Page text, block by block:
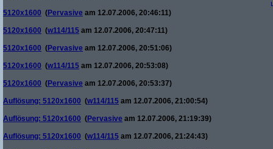
5120x1600 (Pervasive am 12.07.2006, 20:46:11)
5120x1600 (w114/115 am 12.07.2006, 20:47:11)
5120x1600 (Pervasive am 12.07.2006, 20:51:06)
5120x1600 (w114/115 am 12.07.2006, 20:53:08)
5120x1600 (Pervasive am 12.07.2006, 20:53:37)
Auflösung: 5120x1600 (w114/115 am 12.07.2006, 21:00:54)
Auflösung: 5120x1600 (Pervasive am 12.07.2006, 21:19:39)
Auflösung: 5120x1600 (w114/115 am 12.07.2006, 21:24:43)